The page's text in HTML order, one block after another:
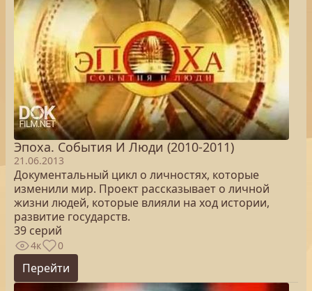
Эпоха. Cобытия И Люди (2010-2011)
21.06.2013
Документальный цикл о личностях, которые
изменили мир. Проект рассказывает о личной
жизни людей, которые влияли на ход истории,
развитие государств.
39 серий
4к 0
Перейти